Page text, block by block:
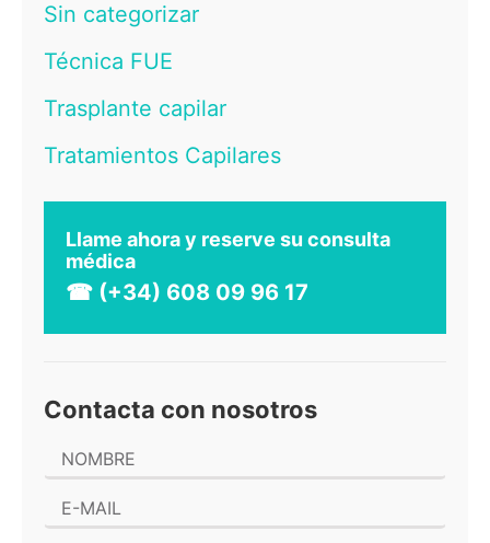
Sin categorizar
Técnica FUE
Trasplante capilar
Tratamientos Capilares
Llame ahora y reserve su consulta
médica
☎ (+34) 608 09 96 17
Contacta con nosotros